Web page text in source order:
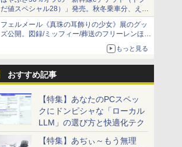
だ値スペシャル28）」発売。秋冬乗車分、えき
ねっと限定
フェルメール《真珠の耳飾りの少女》展のグッ
ズ公開。図録/ミッフィー/葬送のフリーレンほ
もっと見る
おすすめ記事
【特集】あなたのPCスペッ
クにドンピシャな「ローカル
LLM」の選び方と快適化テク
【特集】あぢぃ～もう無理